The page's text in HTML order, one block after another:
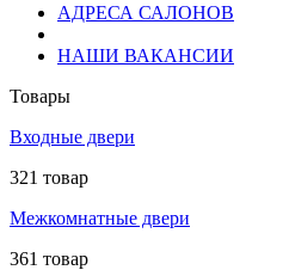
АДРЕСА САЛОНОВ
НАШИ ВАКАНСИИ
Товары
Входные двери
321 товар
Межкомнатные двери
361 товар